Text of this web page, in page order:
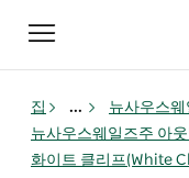
Toggle
navigation
집 ...
뉴사우스웨
뉴사우스웨일즈주 아웃
화이트 클리프(White